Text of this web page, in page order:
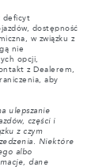
deficyt
dostępność
w związku z
nie
opcji,
z Dealerem,
aby
ulepszanie
części i
z czym
Niektóre
albo
dane